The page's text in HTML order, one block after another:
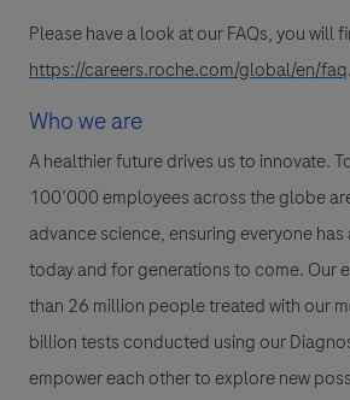
Please have a look at our FAQs, you will
https://careers.roche.com/global/en/faq.
Who we are
A healthier future drives us to innovate.
100’000 employees across the globe
advance science, ensuring everyone
today and for generations to come. Our
than 26 million people treated with our
billion tests conducted using our
empower each other to explore new